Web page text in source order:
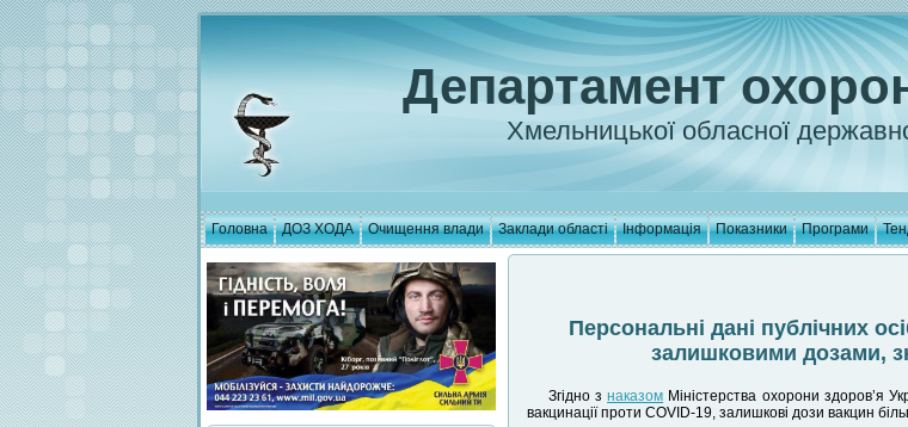
Департамент
Хмельницької обласної
Головна ДОЗ ХОДА Очищення влади Заклади області Інформація Показники Програми
Персональні дані публічних
залишковими дозами,
Згідно знаказом Міністерства охорони здоров’я
вакцинації проти COVID-19, залишкові дози вакцин